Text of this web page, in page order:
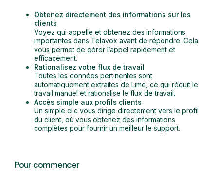
Obtenez directement des informations sur les
clients
Voyez qui appelle et obtenez des informations
importantes dans Telavox avant de répondre. Cela
vous permet de gérer l’appel rapidement et
efficacement.
Rationalisez votre flux de travail
Toutes les données pertinentes sont
automatiquement extraites de Lime, ce qui réduit le
travail manuel et rationalise le flux de travail.
Accès simple aux profils clients
Un simple clic vous dirige directement vers le profil
du client, où vous obtenez des informations
complètes pour fournir un meilleur le support.
Pour commencer